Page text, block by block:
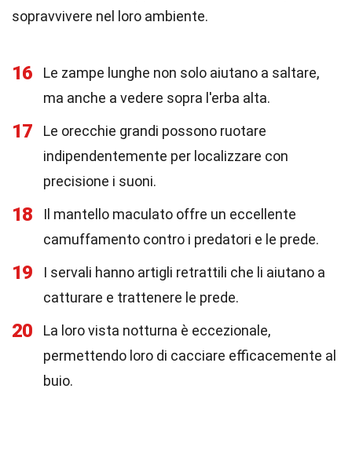
sopravvivere nel loro ambiente.
16
Le zampe lunghe non solo aiutano a saltare,
ma anche a vedere sopra l'erba alta.
17
Le orecchie grandi possono ruotare
indipendentemente per localizzare con
precisione i suoni.
18
Il mantello maculato offre un eccellente
camuffamento contro i predatori e le prede.
19
I servali hanno artigli retrattili che li aiutano a
catturare e trattenere le prede.
20
La loro vista notturna è eccezionale,
permettendo loro di cacciare efficacemente al
buio.